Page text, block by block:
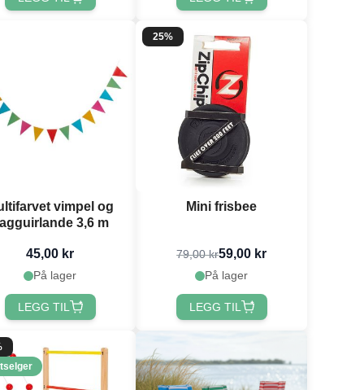
vimpel og
3,6 m
45,00 kr
På lager
LEGG TIL
25%
Mini frisbee
79,00 kr59,00 kr
På lager
LEGG TIL